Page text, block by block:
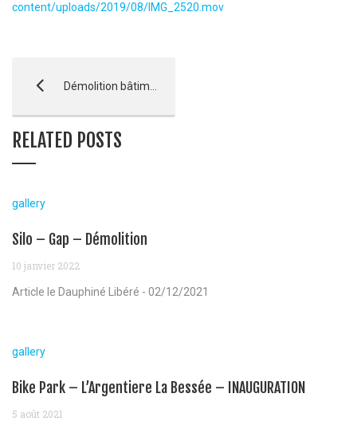
content/uploads/2019/08/IMG_2520.mov
Démolition bâtiment scolaire – Lycée Paul Arene – Sisteron
RELATED POSTS
gallery
Silo – Gap – Démolition
10 janvier 2022
Article le Dauphiné Libéré - 02/12/2021
gallery
Bike Park – L’Argentiere La Bessée – INAUGURATION
5 août 2021